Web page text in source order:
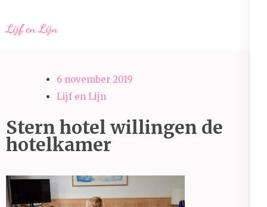
Lijf en Lijn
6 november 2019
Lijf en Lijn
Stern hotel willingen de
hotelkamer